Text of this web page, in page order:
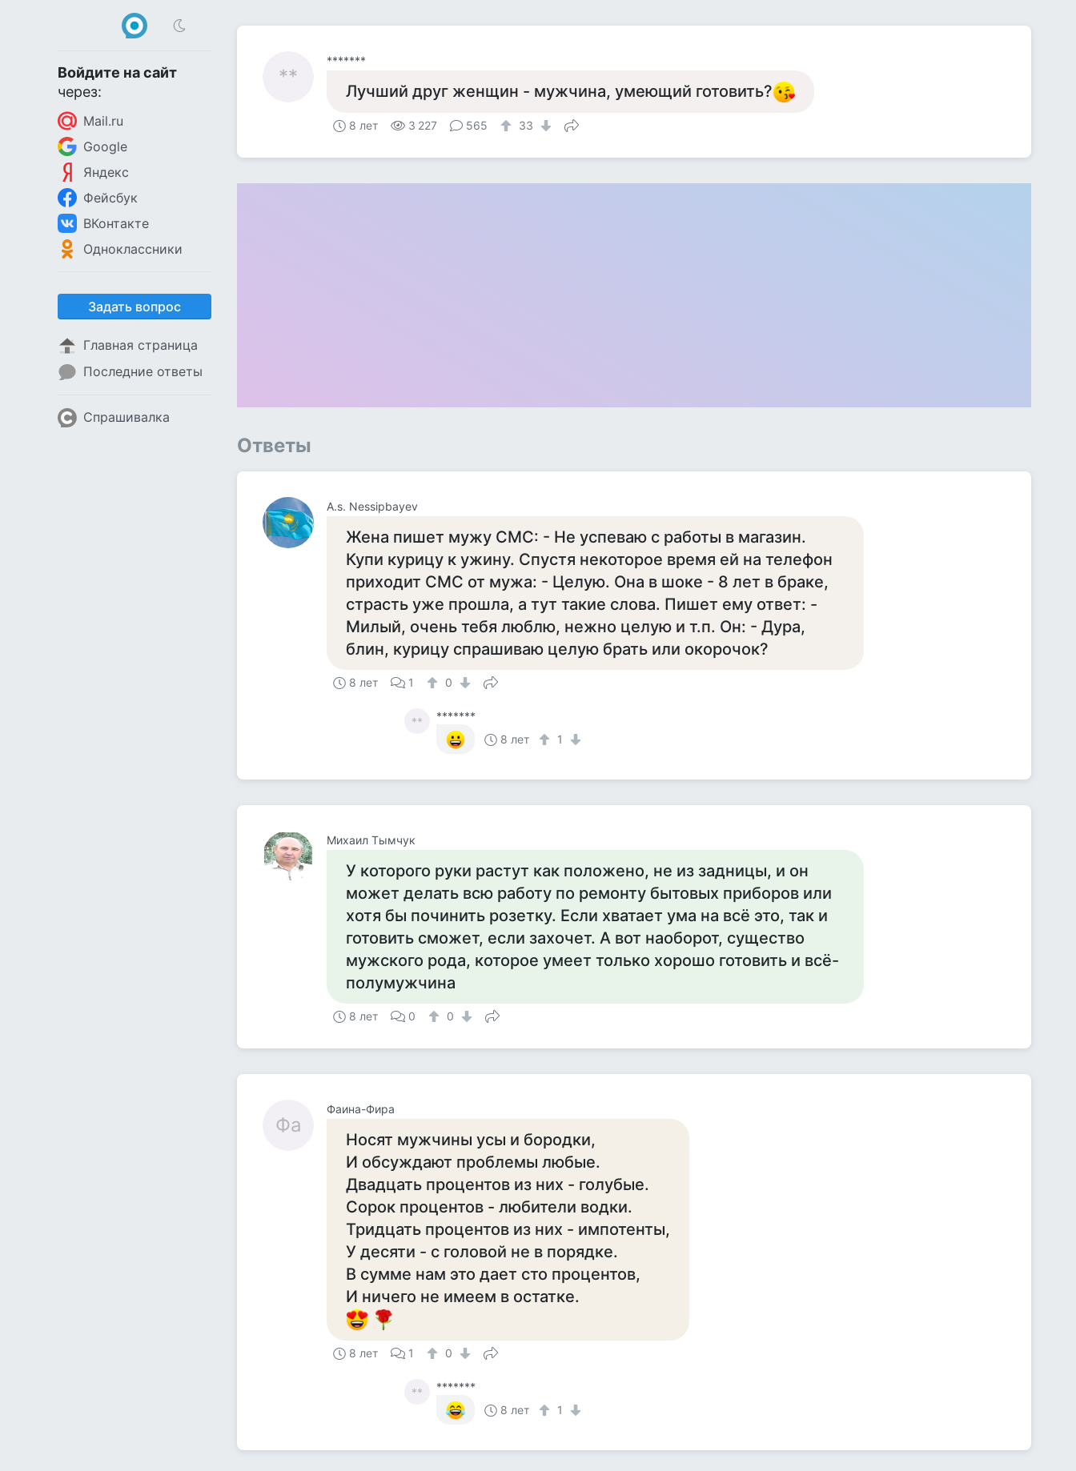
Войдите на сайт
через:
Mail.ru
Google
Яндекс
Фейсбук
ВКонтакте
Одноклассники
Задать вопрос
Главная страница
Последние ответы
Спрашивалка
**
*******
Лучший друг женщин - мужчина, умеющий готовить?
8 лет 3 227 565 33
Ответы
A.s. Nessipbаyev
Жена пишет мужу СМС: - Не успеваю с работы в магазин.
Купи курицу к ужину. Спустя некоторое время ей на телефон
приходит СМС от мужа: - Целую. Она в шоке - 8 лет в браке,
страсть уже прошла, а тут такие слова. Пишет ему ответ: -
Милый, очень тебя люблю, нежно целую и т.п. Он: - Дура,
блин, курицу спрашиваю целую брать или окорочок?
8 лет 1 0
**
*******
8 лет
1
Михаил Тымчук
У которого руки растут как положено, не из задницы, и он
может делать всю работу по ремонту бытовых приборов или
хотя бы починить розетку. Если хватает ума на всё это, так и
готовить сможет, если захочет. А вот наоборот, существо
мужского рода, которое умеет только хорошо готовить и всё-
полумужчина
8 лет 0 0
Фа
Фаина-Фира
Носят мужчины усы и бородки,
И обсуждают проблемы любые.
Двадцать процентов из них - голубые.
Сорок процентов - любители водки.
Тридцать процентов из них - импотенты,
У десяти - с головой не в порядке.
В сумме нам это дает сто процентов,
И ничего не имеем в остатке.
8 лет 1 0
**
*******
8 лет
1